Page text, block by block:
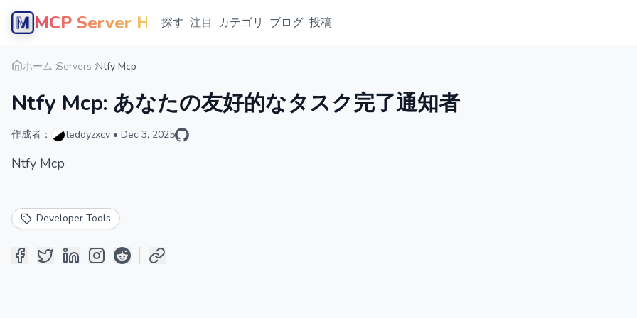
MCP Server Hub探す 注目 カテゴリ ブログ 投稿
ホーム Servers Ntfy Mcp
Ntfy Mcp: あなたの友好的なタスク完了通知者
作成者： teddyzxcv • Dec 3, 2025
Ntfy Mcp
Developer Tools